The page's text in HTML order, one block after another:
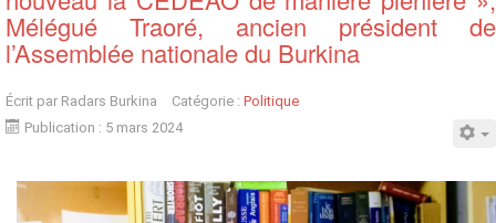
Mélégué Traoré, ancien président de
l’Assemblée nationale du Burkina
Écrit par Radars Burkina Catégorie : Politique
Publication : 5 mars 2024